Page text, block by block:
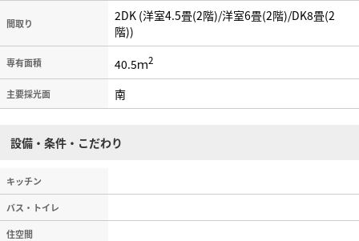
間取り
2DK (洋室4.5畳(2階)/洋室6畳(2階)/DK8畳(2
階))
専有面積 40.5ｍ2
主要採光面 南
設備・条件・こだわり
キッチン
バス・トイレ
住空間